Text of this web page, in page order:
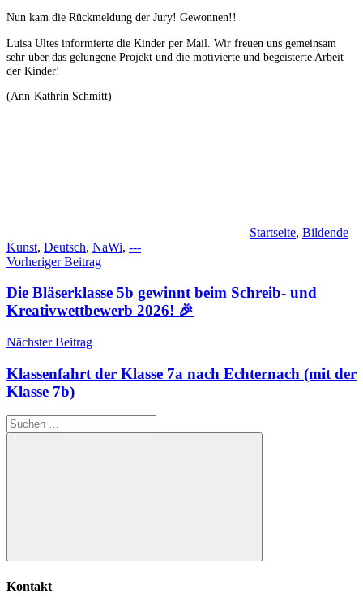
Nun kam die Rückmeldung der Jury! Gewonnen!!
Luisa Ultes informierte die Kinder per Mail. Wir freuen uns gemeinsam
sehr über das gelungene Projekt und die motivierte und begeisterte Arbeit
der Kinder!
(Ann-Kathrin Schmitt)
Startseite, Bildende
Kunst, Deutsch, NaWi, ---
Beitragsnavigation
Vorheriger Beitrag
Die Bläserklasse 5b gewinnt beim Schreib- und
Kreativwettbewerb 2026! 🎉
Nächster Beitrag
Klassenfahrt der Klasse 7a nach Echternach (mit der
Klasse 7b)
Suchen
nach:
Suchen
Kontakt